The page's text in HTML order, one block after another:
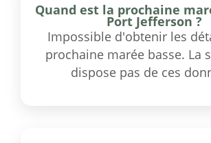
Quand est la prochaine
Port Jefferson ?
Impossible d'obtenir les
prochaine marée basse. La
dispose pas de ces